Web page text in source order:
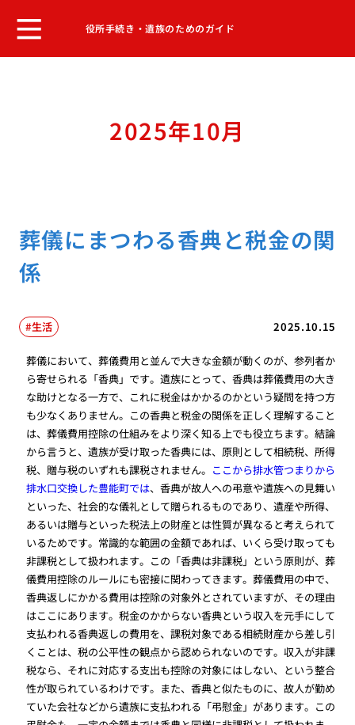
役所手続き・遺族のためのガイド
2025年10月
葬儀にまつわる香典と税金の関
係
2025.10.15
生活
葬儀において、葬儀費用と並んで大きな金額が動くのが、参列者か
ら寄せられる「香典」です。遺族にとって、香典は葬儀費用の大き
な助けとなる一方で、これに税金はかかるのかという疑問を持つ方
も少なくありません。この香典と税金の関係を正しく理解すること
は、葬儀費用控除の仕組みをより深く知る上でも役立ちます。結論
から言うと、遺族が受け取った香典には、原則として相続税、所得
税、贈与税のいずれも課税されません。 ここから排水管つまりから
排水口交換した豊能町では、香典が故人への弔意や遺族への見舞い
といった、社会的な儀礼として贈られるものであり、遺産や所得、
あるいは贈与といった税法上の財産とは性質が異なると考えられて
いるためです。常識的な範囲の金額であれば、いくら受け取っても
非課税として扱われます。この「香典は非課税」という原則が、葬
儀費用控除のルールにも密接に関わってきます。葬儀費用の中で、
香典返しにかかる費用は控除の対象外とされていますが、その理由
はここにあります。税金のかからない香典という収入を元手にして
支払われる香典返しの費用を、課税対象である相続財産から差し引
くことは、税の公平性の観点から認められないのです。収入が非課
税なら、それに対応する支出も控除の対象にはしない、という整合
性が取られているわけです。また、香典と似たものに、故人が勤め
ていた会社などから遺族に支払われる「弔慰金」があります。この